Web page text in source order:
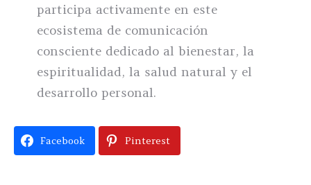
participa activamente en este
ecosistema de comunicación
consciente dedicado al bienestar, la
espiritualidad, la salud natural y el
desarrollo personal.
Facebook Pinterest